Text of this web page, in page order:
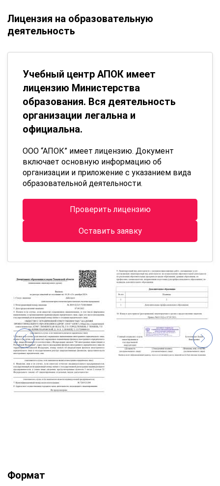
Лицензия на образовательную
деятельность
Учебный центр АПОК имеет
лицензию Министерства
образования. Вся деятельность
организации легальна и
официальна.
ООО “АПОК” имеет лицензию. Документ
включает основную информацию об
организации и приложение с указанием вида
образовательной деятельности.
Проверить лицензию
Оставить заявку
Формат